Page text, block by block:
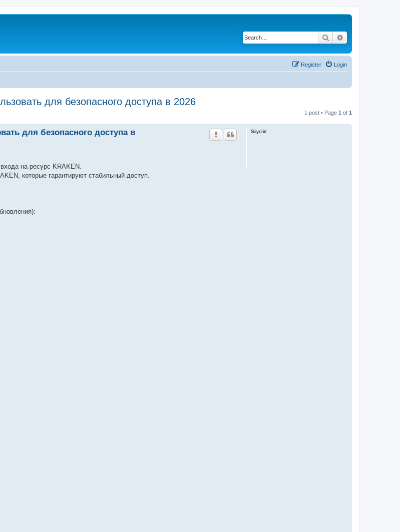
Search
Login
Register
для безопасного доступа в 2026
1 post • Page 1 of 1
Siiycrirl
для безопасного доступа в
на ресурс KRAKEN.
которые гарантируют стабильный доступ.